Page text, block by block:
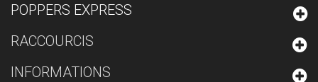
POPPERS EXPRESS
RACCOURCIS
INFORMATIONS